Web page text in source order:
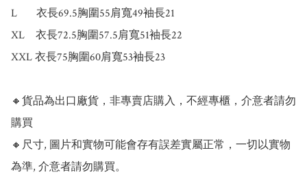
L       衣長69.5胸圍55肩寬49袖長21
XL    衣長72.5胸圍57.5肩寬51袖長22
XXL 衣長75胸圍60肩寬53袖長23
🔸貨品為出口廠貨，非專賣店購入，不經專櫃，介意者請勿
購買
🔸尺寸, 圖片和實物可能會存有誤差實屬正常，一切以實物
為準, 介意者請勿購買。